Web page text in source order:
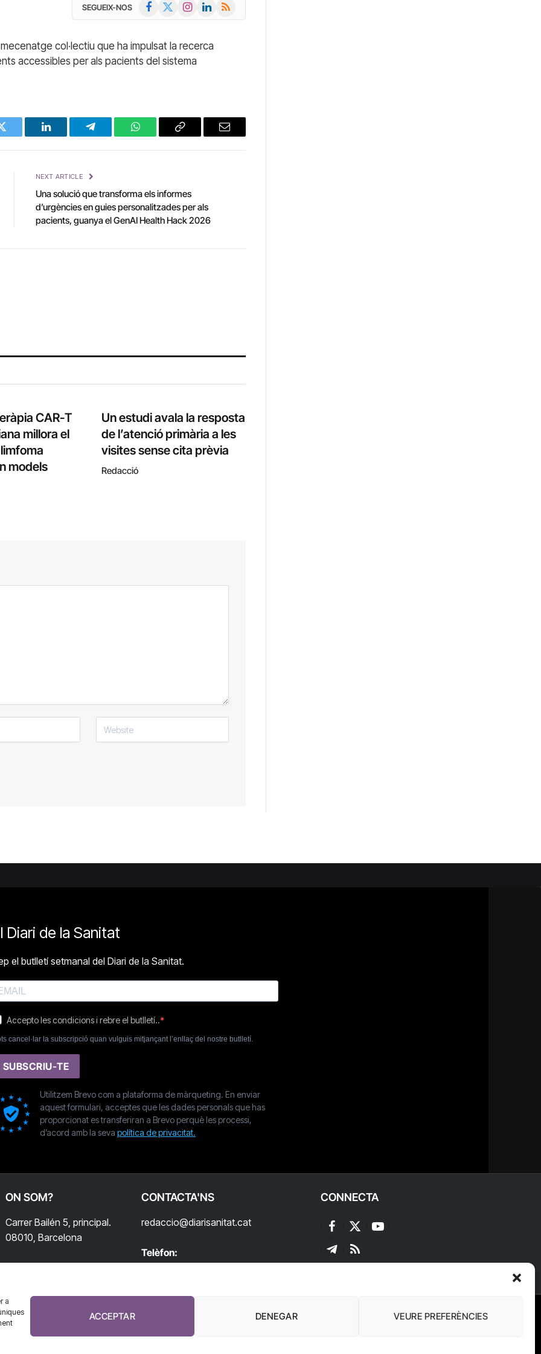
a
ACCEPTAR DENEGAR VEURE PREFERÈNCIES
SEGUEIX-NOS Facebook InstagramLinkedIn
RSS
col·lectiu que ha impulsat la recerca
accessibles per als pacients del sistema
Twitter LinkedIn Telegram WhatsAppCopy
Email
NEXT ARTICLE
Una solució que transforma els informes
d’urgències en guies personalitzades per als
pacients, guanya el GenAI Health Hack 2026
CAR-T
millora el
models
Un estudi avala la resposta
de l’atenció primària a les
visites sense cita prèvia
Redacció
Diari de la Sanitat
el butlletí setmanal del Diari de la Sanitat.
Accepto les condicions i rebre el butlletí..
cancel·lar la subscripció quan vulguis mitjançant l’enllaç del nostre butlletí.
SUBSCRIU-TE
Utilitzem Brevo com a plataforma de màrqueting. En enviar
aquest formulari, acceptes que les dades personals que has
proporcionat es transferiran a Brevo perquè les processi,
d’acord amb la seva política de privacitat.
ON SOM?
Carrer Bailén 5, principal.
08010, Barcelona
CONTACTA'NS
redaccio@diarisanitat.cat
Telèfon:
CONNECTA
Facebook
X
(Twitter)
YouTube
Telegram
RSS